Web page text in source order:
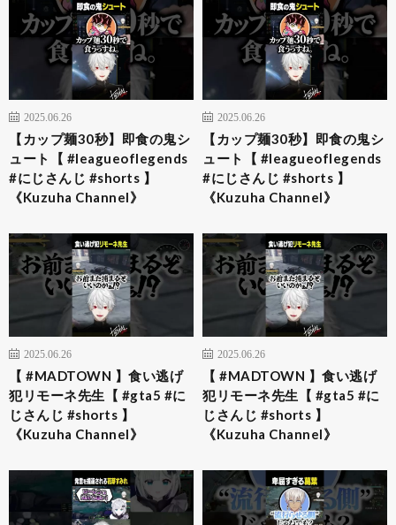
2025.06.26
【カップ麺30秒】即食の鬼シ
ュート【 #leagueoflegends
#にじさんじ #shorts 】
《Kuzuha Channel》
2025.06.26
【カップ麺30秒】即食の鬼シ
ュート【 #leagueoflegends
#にじさんじ #shorts 】
《Kuzuha Channel》
2025.06.26
【 #MADTOWN 】食い逃げ
犯リモーネ先生【 #gta5 #に
じさんじ #shorts 】
《Kuzuha Channel》
2025.06.26
【 #MADTOWN 】食い逃げ
犯リモーネ先生【 #gta5 #に
じさんじ #shorts 】
《Kuzuha Channel》